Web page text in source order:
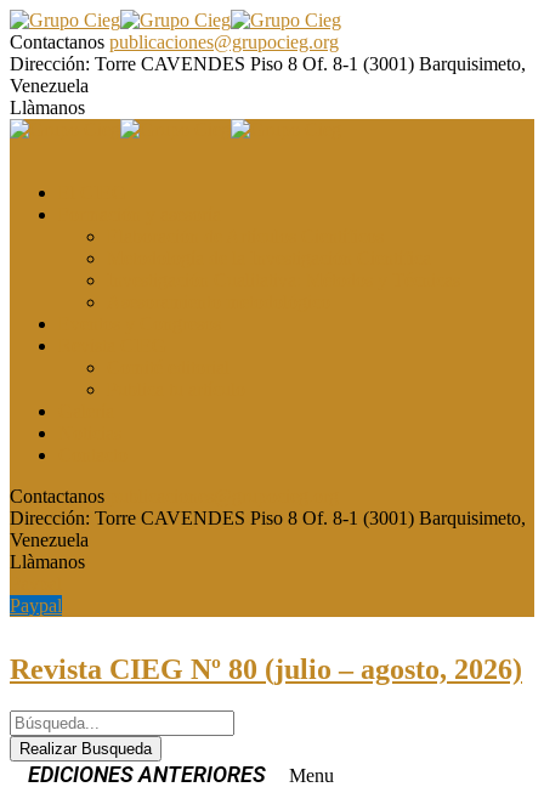
Contactanos publicaciones@grupocieg.org
Dirección: Torre CAVENDES Piso 8 Of. 8-1 (3001) Barquisimeto,
Venezuela
Llàmanos
Contactanos
Dirección: Torre CAVENDES Piso 8 Of. 8-1 (3001) Barquisimeto,
Venezuela
Llàmanos
Paypal
Revista CIEG Nº 80 (julio – agosto, 2026)
Realizar Busqueda
Menu